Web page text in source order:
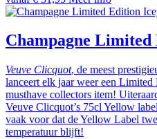
Champagne
Veuve Clicquot, de meest
lanceert elk jaar weer een Limited
musthave collectors item!
Veuve Clicquot’s 75cl Yellow
vaak voor dat de Yellow Label
temperatuur blijft!